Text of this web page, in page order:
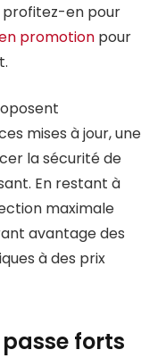
profitez-en pour
promotion pour
mises à jour, une
la sécurité de
En restant à
maximale
avantage des
à des prix
forts